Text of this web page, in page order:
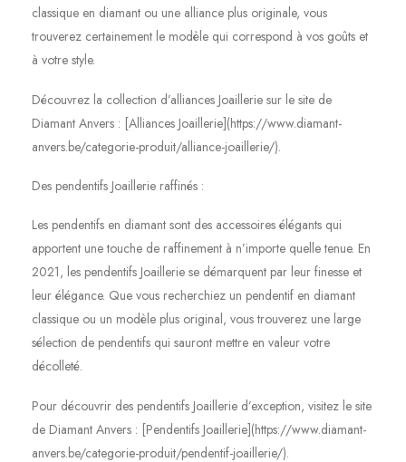
classique en diamant ou une alliance plus originale, vous
trouverez certainement le modèle qui correspond à vos goûts et
à votre style.
Découvrez la collection d’alliances Joaillerie sur le site de
Diamant Anvers : [Alliances Joaillerie](https://www.diamant-
anvers.be/categorie-produit/alliance-joaillerie/).
Des pendentifs Joaillerie raffinés :
Les pendentifs en diamant sont des accessoires élégants qui
apportent une touche de raffinement à n’importe quelle tenue. En
2021, les pendentifs Joaillerie se démarquent par leur finesse et
leur élégance. Que vous recherchiez un pendentif en diamant
classique ou un modèle plus original, vous trouverez une large
sélection de pendentifs qui sauront mettre en valeur votre
décolleté.
Pour découvrir des pendentifs Joaillerie d’exception, visitez le site
de Diamant Anvers : [Pendentifs Joaillerie](https://www.diamant-
anvers.be/categorie-produit/pendentif-joaillerie/).